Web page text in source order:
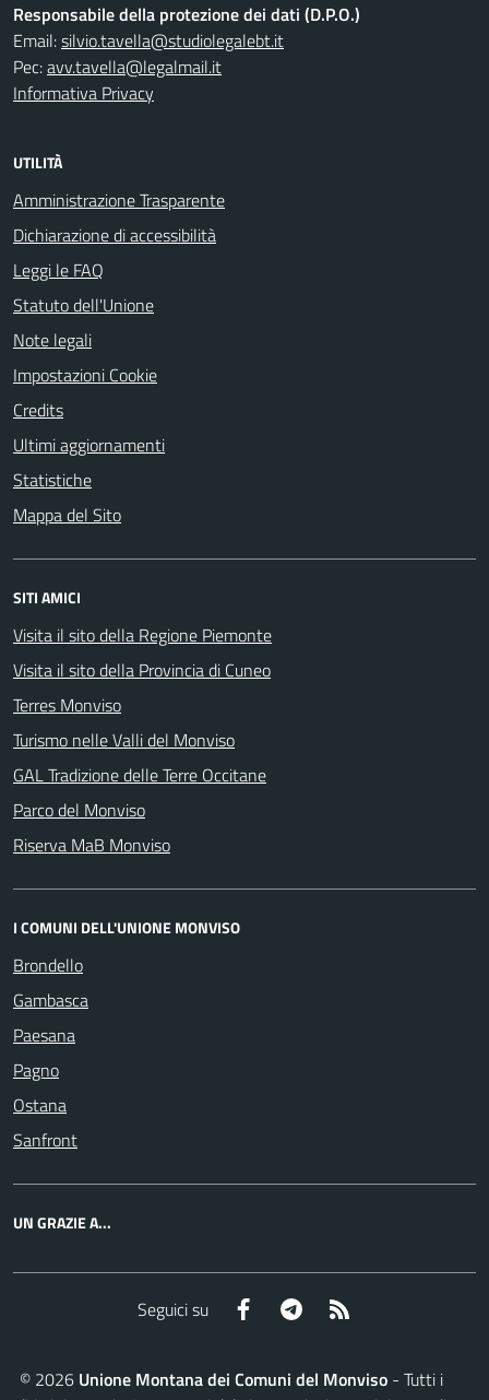
Responsabile della protezione dei dati (D.P.O.)
Email:silvio.tavella@studiolegalebt.it
Pec:avv.tavella@legalmail.it
Informativa Privacy
UTILITÀ
Amministrazione Trasparente
Dichiarazione di accessibilità
Leggi le FAQ
Statuto dell'Unione
Note legali
Impostazioni Cookie
Credits
Ultimi aggiornamenti
Statistiche
Mappa del Sito
SITI AMICI
Visita il sito della Regione Piemonte
Visita il sito della Provincia di Cuneo
Terres Monviso
Turismo nelle Valli del Monviso
GAL Tradizione delle Terre Occitane
Parco del Monviso
Riserva MaB Monviso
I COMUNI DELL'UNIONE MONVISO
Brondello
Gambasca
Paesana
Pagno
Ostana
Sanfront
UN GRAZIE A...
Seguici su Facebook Telegram
© 2026 Unione Montana dei Comuni del Monviso - Tutti i